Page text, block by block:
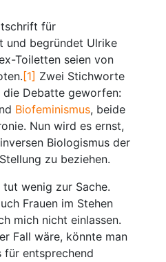
für
und begründet Ulrike
Toiletten seien von
[1] Zwei Stichworte
Debatte geworfen:
Biofeminismus, beide
Nun wird es ernst,
Biologismus der
zu beziehen.
wenig zur Sache.
Frauen im Stehen
mich nicht einlassen.
Fall wäre, könnte man
für entsprechend